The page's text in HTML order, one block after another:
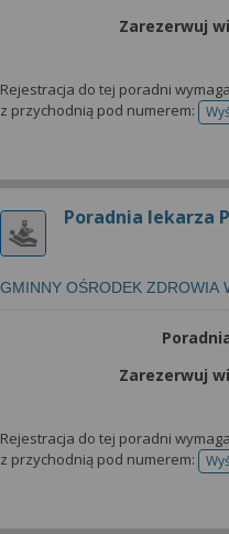
Zarezerwuj
Rejestracja do tej poradni
z przychodnią pod numerem:
Poradnia lekarza
GMINNY OŚRODEK ZDROWIA
Zarezerwuj
Rejestracja do tej poradni
z przychodnią pod numerem: